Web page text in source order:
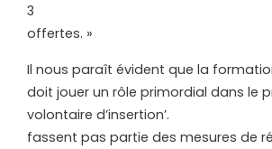
3
offertes. »
Il nous paraît évident que la
doit jouer un rôle primordial dans le
volontaire d’insertion’.
fassent pas partie des mesures de